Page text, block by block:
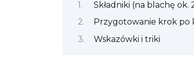
Składniki (na blachę ok.
Przygotowanie krok po
Wskazówki i triki